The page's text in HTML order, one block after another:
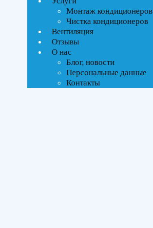
Монтаж кондиционеров
Чистка кондиционеров
Вентиляция
Отзывы
О нас
Блог, новости
Персональные данные
Контакты
Ценовой фильтр
ВСЕ АКЦИИ(1)
Тип управления
Инверторное